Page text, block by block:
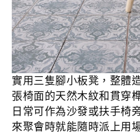
實用三隻腳小板凳，整體
張椅面的天然木紋和貫穿
日常可作為沙發或扶手椅
來聚會時就能隨時派上用